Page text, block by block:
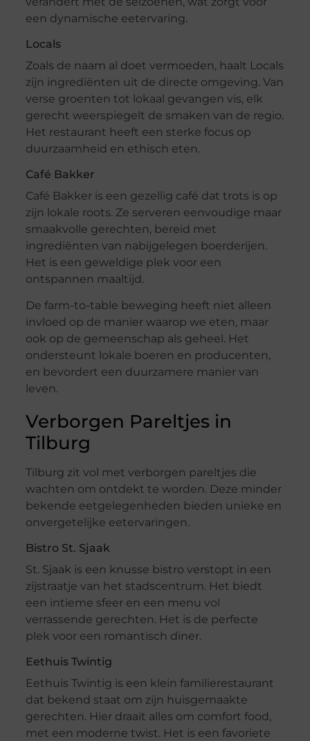
een dynamische eetervaring.
Locals
Zoals de naam al doet vermoeden, haalt Locals
zijn ingrediënten uit de directe omgeving. Van
verse groenten tot lokaal gevangen vis, elk
gerecht weerspiegelt de smaken van de regio.
Het restaurant heeft een sterke focus op
duurzaamheid en ethisch eten.
Café Bakker
Café Bakker is een gezellig café dat trots is op
zijn lokale roots. Ze serveren eenvoudige maar
smaakvolle gerechten, bereid met
ingrediënten van nabijgelegen boerderijen.
Het is een geweldige plek voor een
ontspannen maaltijd.
De farm-to-table beweging heeft niet alleen
invloed op de manier waarop we eten, maar
ook op de gemeenschap als geheel. Het
ondersteunt lokale boeren en producenten,
en bevordert een duurzamere manier van
leven.
Verborgen Pareltjes in
Tilburg
Tilburg zit vol met verborgen pareltjes die
wachten om ontdekt te worden. Deze minder
bekende eetgelegenheden bieden unieke en
onvergetelijke eetervaringen.
Bistro St. Sjaak
St. Sjaak is een knusse bistro verstopt in een
zijstraatje van het stadscentrum. Het biedt
een intieme sfeer en een menu vol
verrassende gerechten. Het is de perfecte
plek voor een romantisch diner.
Eethuis Twintig
Eethuis Twintig is een klein familierestaurant
dat bekend staat om zijn huisgemaakte
gerechten. Hier draait alles om comfort food,
met een moderne twist. Het is een favoriete